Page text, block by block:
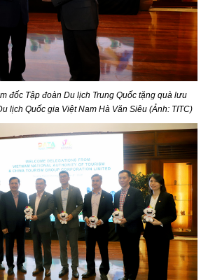
đốc Tập đoàn Du lịch Trung Quốc tặng quà lưu
lịch Quốc gia Việt Nam Hà Văn Siêu (Ảnh: TITC)